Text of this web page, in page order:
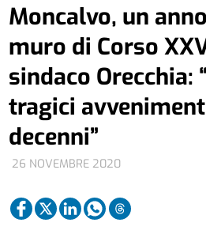
26 NOVEMBRE 2020
Moncalvo, un
muro di Corso
sindaco Orecchia:
tragici
decenni”